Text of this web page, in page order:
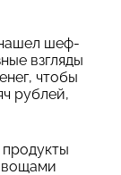
шеф-
взгляды
чтобы
рублей,